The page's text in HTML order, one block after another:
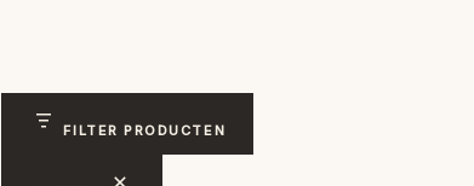
FILTER PRODUCTEN